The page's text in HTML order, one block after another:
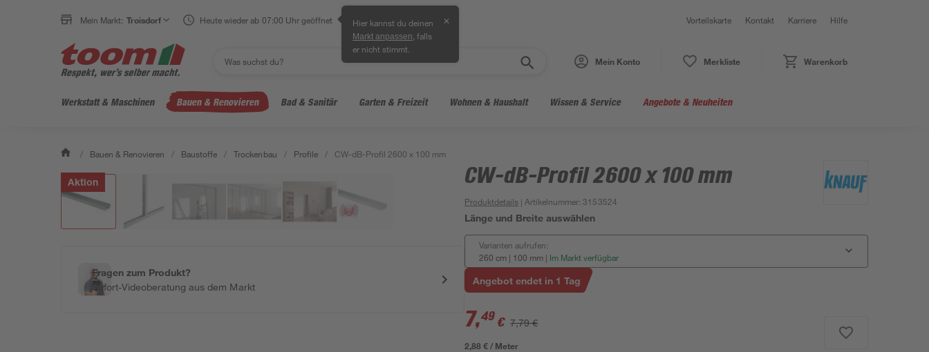
Mein Markt: Troisdorf Heute wieder ab 07:00 Uhr geöffnet Hier kannst du deinen
Markt anpassen , falls
er nicht stimmt.
✕ Vorteilskarte Kontakt Karriere Hilfe
Mein Konto Merkliste Warenkorb
Werkstatt & Maschinen Bauen & Renovieren Bad & Sanitär Garten & Freizeit Wohnen & Haushalt Wissen & Service Angebote & Neuheiten
/ Bauen & Renovieren / Baustoffe / Trockenbau / Profile / CW-dB-Profil 2600 x 100 mm
Aktion
Fragen zum Produkt?
Sofort-Videoberatung aus dem Markt
CW-dB-Profil 2600 x 100 mm
Produktdetails | Artikelnummer:3153524
Länge und Breite auswählen
Varianten aufrufen:
260 cm | 100 mm | Im Markt verfügbar
Angebot endet in 1 Tag
7,49 € 7,79 €
2,88 € / Meter